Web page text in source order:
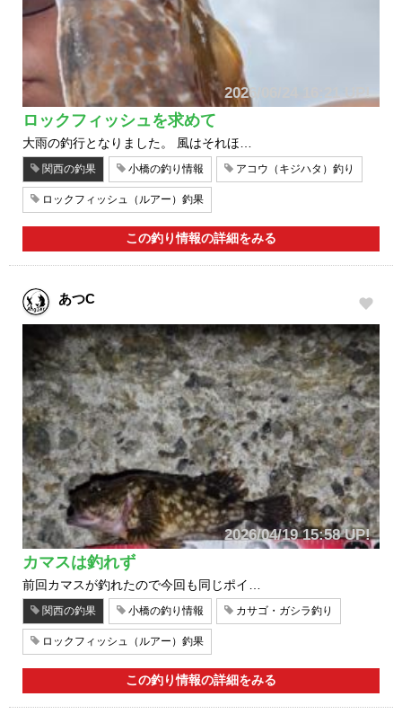
2026/06/24 16:21 UP!
ロックフィッシュを求めて
大雨の釣行となりました。 風はそれほ…
関西の釣果 小橋の釣り情報 アコウ（キジハタ）釣り
ロックフィッシュ（ルアー）釣果
この釣り情報の詳細をみる
あつC
2026/04/19 15:58 UP!
カマスは釣れず
前回カマスが釣れたので今回も同じポイ…
関西の釣果 小橋の釣り情報 カサゴ・ガシラ釣り
ロックフィッシュ（ルアー）釣果
この釣り情報の詳細をみる